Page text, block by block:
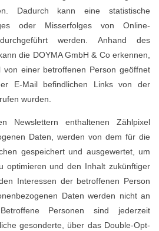
Dadurch kann eine statistische
oder Misserfolges von Online-
durchgeführt werden. Anhand des
die DOYMA GmbH & Co erkennen,
einer betroffenen Person geöffnet
E-Mail befindlichen Links von der
wurden.
Newslettern enthaltenen Zählpixel
Daten, werden von dem für die
gespeichert und ausgewertet, um
optimieren und den Inhalt zukünftiger
Interessen der betroffenen Person
Daten werden nicht an
Personen sind jederzeit
gesonderte, über das Double-Opt-